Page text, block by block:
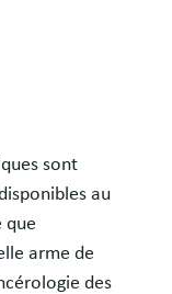
sont
au
que
arme de
des